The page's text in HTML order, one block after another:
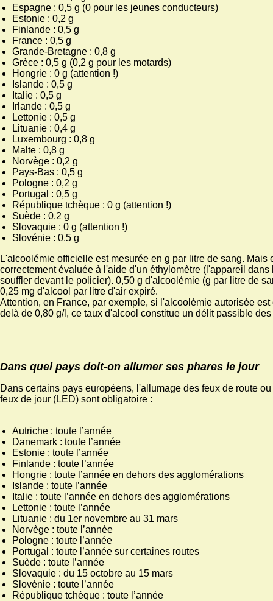
Espagne : 0,5 g (0 pour les jeunes conducteurs)
Estonie : 0,2 g
Finlande : 0,5 g
France : 0,5 g
Grande-Bretagne : 0,8 g
Grèce : 0,5 g (0,2 g pour les motards)
Hongrie : 0 g (attention !)
Islande : 0,5 g
Italie : 0,5 g
Irlande : 0,5 g
Lettonie : 0,5 g
Lituanie : 0,4 g
Luxembourg : 0,8 g
Malte : 0,8 g
Norvège : 0,2 g
Pays-Bas : 0,5 g
Pologne : 0,2 g
Portugal : 0,5 g
République tchèque : 0 g (attention !)
Suède : 0,2 g
Slovaquie : 0 g (attention !)
Slovénie : 0,5 g
L'alcoolémie officielle est mesurée en g par litre de sang. Mais
correctement évaluée à l'aide d'un éthylomètre (l'appareil dans
souffler devant le policier). 0,50 g d'alcoolémie (g par litre de
0,25 mg d'alcool par litre d'air expiré.
Attention, en France, par exemple, si l'alcoolémie autorisée est
delà de 0,80 g/l, ce taux d'alcool constitue un délit passible
Dans quel pays doit-on allumer ses phares le jour
Dans certains pays européens, l'allumage des feux de route
feux de jour (LED) sont obligatoire :
Autriche : toute l’année
Danemark : toute l’année
Estonie : toute l’année
Finlande : toute l’année
Hongrie : toute l’année en dehors des agglomérations
Islande : toute l’année
Italie : toute l’année en dehors des agglomérations
Lettonie : toute l’année
Lituanie : du 1er novembre au 31 mars
Norvège : toute l’année
Pologne : toute l’année
Portugal : toute l’année sur certaines routes
Suède : toute l’année
Slovaquie : du 15 octobre au 15 mars
Slovénie : toute l’année
République tchèque : toute l’année